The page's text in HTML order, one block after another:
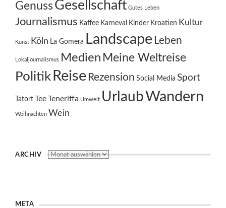
Genuss Gesellschaft Gutes Leben
Journalismus Kaffee Karneval Kinder Kroatien Kultur
Kunst Köln La Gomera Landscape Leben
Lokaljournalismus Medien Meine Weltreise
Politik Reise Rezension Social Media Sport
Tatort TeeTeneriffa Umwelt UrlaubWandern
Weihnachten Wein
ARCHIV
META